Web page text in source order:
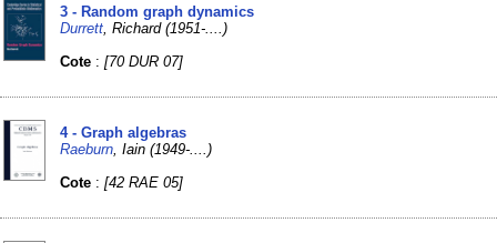
3 - Random graph dynamics
Durrett , Richard (1951-....)
Cote :[70 DUR 07]
4 - Graph algebras
Raeburn , Iain (1949-....)
Cote :[42 RAE 05]